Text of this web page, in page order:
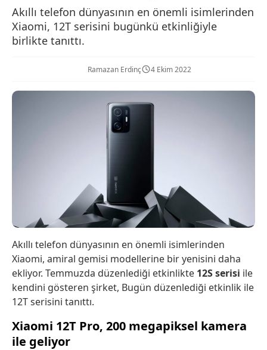
Akıllı telefon dünyasının en önemli isimlerinden
Xiaomi, 12T serisini bugünkü etkinliğiyle
birlikte tanıttı.
Ramazan Erdinç 4 Ekim 2022
Akıllı telefon dünyasının en önemli isimlerinden
Xiaomi, amiral gemisi modellerine bir yenisini daha
ekliyor. Temmuzda düzenlediği etkinlikte 12S serisi ile
kendini gösteren şirket, Bugün düzenlediği etkinlik ile
12T serisini tanıttı.
Xiaomi 12T Pro, 200 megapiksel kamera
ile geliyor